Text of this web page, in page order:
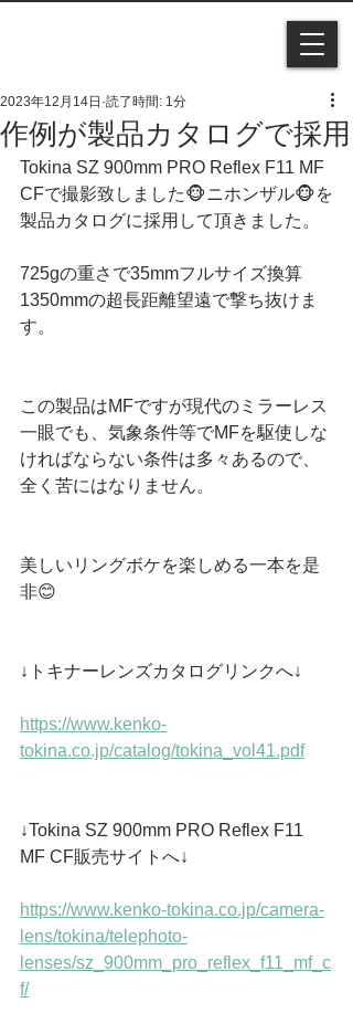
作例が製品カタログで採用
2023年12月14日 読了時間: 1分
Tokina SZ 900mm PRO Reflex F11 MF
CFで撮影致しました🐵ニホンザル🐵を
製品カタログに採用して頂きました。
725gの重さで35mmフルサイズ換算
1350mmの超長距離望遠で撃ち抜けま
す。
この製品はMFですが現代のミラーレス
一眼でも、気象条件等でMFを駆使しな
ければならない条件は多々あるので、
全く苦にはなりません。
美しいリングボケを楽しめる一本を是
非😊
↓トキナーレンズカタログリンクへ↓
https://www.kenko-
tokina.co.jp/catalog/tokina_vol41.pdf
↓Tokina SZ 900mm PRO Reflex F11
MF CF販売サイトへ↓
https://www.kenko-tokina.co.jp/camera-
lens/tokina/telephoto-
lenses/sz_900mm_pro_reflex_f11_mf_c
f/